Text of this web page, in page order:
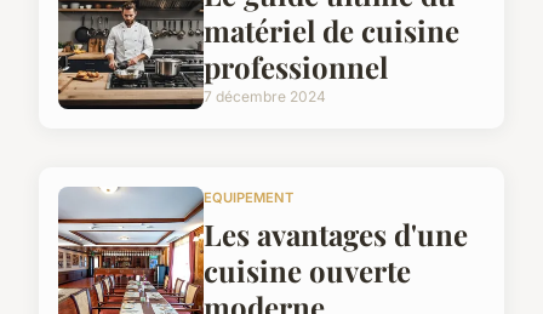
matériel de cuisine
professionnel
7 décembre 2024
EQUIPEMENT
Les avantages d'une
cuisine ouverte
moderne